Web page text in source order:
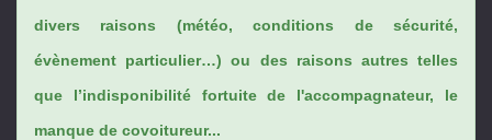
divers raisons (météo, conditions de sécurité,
évènement particulier…) ou des raisons autres telles
que l’indisponibilité fortuite de l'accompagnateur, le
manque de covoitureur...